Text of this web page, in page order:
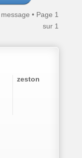
message • Page 1
sur 1
zeston